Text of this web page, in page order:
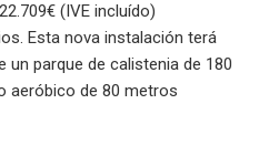
(IVE incluído)
Esta nova instalación terá
un parque de calistenia de 180
aeróbico de 80 metros